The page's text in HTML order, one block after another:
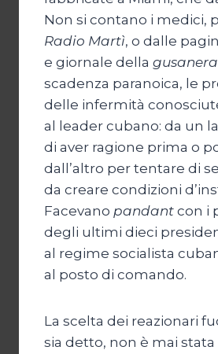
Non si contano i medici,
Radio Martì, o dalle
e giornale della gusanera
scadenza paranoica, le
delle infermità
al leader cubano: da un
di aver ragione prima o
dall’altro per tentare di
da creare condizioni
Facevano pandant con i
degli ultimi dieci
al regime socialista
al posto di comando.
La scelta dei reazionari
sia detto, non è mai